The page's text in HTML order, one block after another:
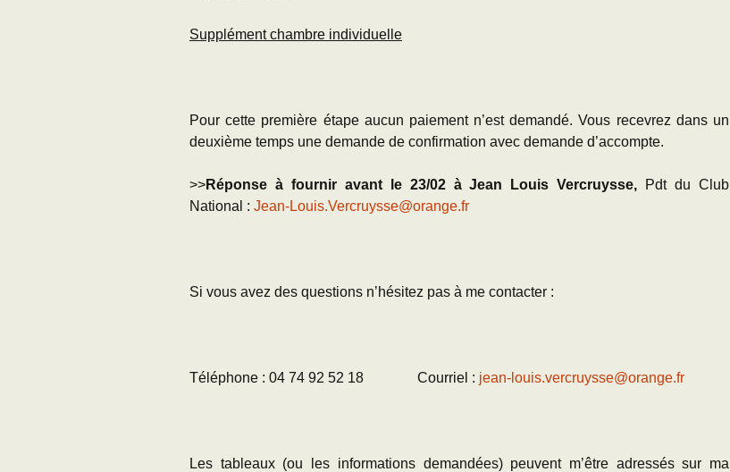
Supplément chambre individuelle
Pour cette première étape aucun paiement n’est demandé. Vous recevrez dans un
deuxième temps une demande de confirmation avec demande d’accompte.
>>Réponse à fournir avant le 23/02 à Jean Louis Vercruysse, Pdt du Club
National : Jean-Louis.Vercruysse@orange.fr
Si vous avez des questions n’hésitez pas à me contacter :
Téléphone : 04 74 92 52 18 Courriel : jean-louis.vercruysse@orange.fr
Les tableaux (ou les informations demandées) peuvent m’être adressés sur ma